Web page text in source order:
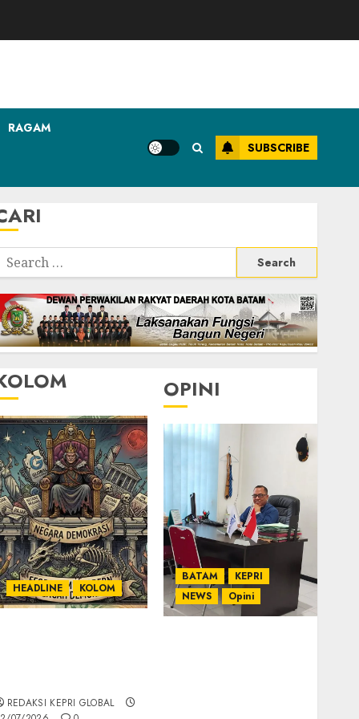
RAGAM
SUBSCRIBE
Search
HEADLINE KOLOM
REDAKSI KEPRI GLOBAL
OPINI
BATAM
KEPRI
NEWS
Opini